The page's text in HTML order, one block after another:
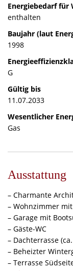
Energiebedarf für
enthalten
Baujahr (laut
1998
G
Gültig bis
11.07.2033
Wesentlicher
Gas
Ausstattung
– Charmante
– Wohnzimmer
– Garage mit
– Gäste-WC
– Dachterrasse
– Beheizter
– Terrasse